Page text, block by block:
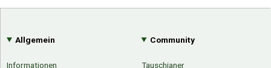
Allgemein
Informationen
Community
Tauschianer